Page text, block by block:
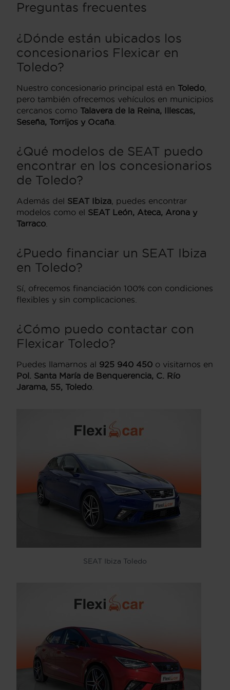
Preguntas frecuentes
¿Dónde están ubicados los
concesionarios Flexicar en
Toledo?
Nuestro concesionario principal está en Toledo,
pero también ofrecemos vehículos en municipios
cercanos como Talavera de la Reina, Illescas,
Seseña, Torrijos y Ocaña
¿Qué modelos de SEAT puedo
encontrar en los concesionarios
de Toledo?
Además del SEAT Ibiza, puedes encontrar
modelos como el SEAT León, Ateca, Arona y
Tarraco
¿Puedo financiar un SEAT Ibiza
en Toledo?
Sí, ofrecemos financiación 100% con condiciones
flexibles y sin complicaciones.
¿Cómo puedo contactar con
Flexicar Toledo?
Puedes llamarnos al 925 940 450 o visitarnos en
Pol. Santa María de Benquerencia, C. Río
Jarama, 55, Toledo
SEAT Ibiza Toledo